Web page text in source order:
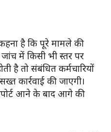
है कि पूरे मामले की
जांच में किसी भी स्तर पर
है तो संबंधित कर्मचारियों
कार्रवाई की जाएगी।
आने के बाद आगे की